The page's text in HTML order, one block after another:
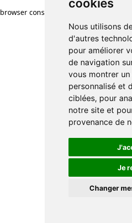
cookies
Nous utilisons
d'autres
pour améliorer
de navigation
vous montrer
personnalisé et
ciblées, pour
notre site et
provenance de
Je
Changer
browser console for more information)